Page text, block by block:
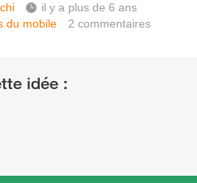
il y a plus de 6 ans
du mobile
2commentaires